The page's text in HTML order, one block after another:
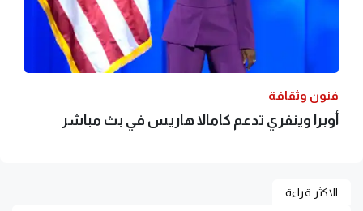
فنون وثقافة
أوبرا وينفري تدعم كامالا هاريس في بث مباشر
الاكثر قراءة